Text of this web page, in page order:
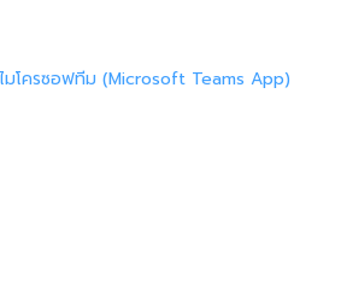
โครซอฟทีม (Microsoft Teams App)